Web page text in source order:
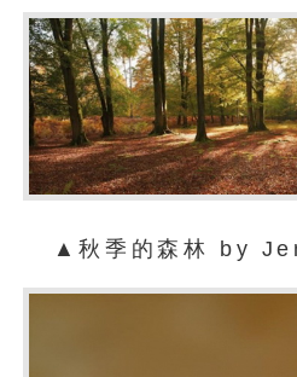
▲秋季的森林 by